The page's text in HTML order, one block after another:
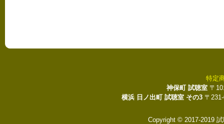
特定
神保町 試聴室 〒
横浜 日ノ出町 試聴室 その3 〒
Copyright © 2017-2019